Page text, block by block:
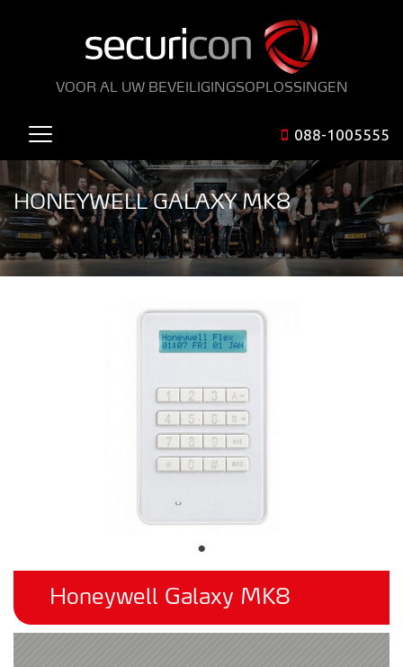
VOOR AL UW BEVEILIGINGSOPLOSSINGEN
088-1005555
HONEYWELL GALAXY MK8
Honeywell Galaxy MK8